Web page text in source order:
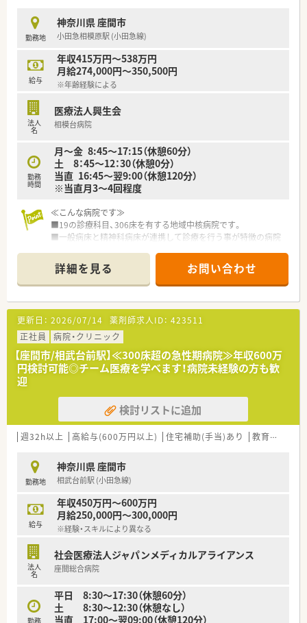
勤務地
神奈川県 座間市
小田急相模原駅 (小田急線)
給与
年収415万円～538万円
月給274,000円～350,500円
※年齢経験による
法人
名
医療法人興生会
相模台病院
勤務
時間
月～金 8:45～17:15（休憩60分）
土 8：45～12：30（休憩0分）
当直 16:45～翌9:00（休憩120分）
※当直月3～4回程度
≪こんな病院です≫
■19の診療科目、306床を有する地域中核病院です。
■一般病床と精神科病床が連携して診療を行う事が特徴の病院
■毎年多くの学生実習を受け入れ、、他部署との連携やチーム医
療についても学べる環境です。
≪業務内容≫
■病棟業務（服薬指導では相互作用の確認、薬物治療における
「効果」と「有害事象回避のための副作用」のモニタリングも行っ
ています。
■調剤業務（入院のみ外来は院外処方です）
■注射業務（抗がん剤のミキシングも行っています）
■製剤業務（院内薬の調整も行っています）
■ＤＩ業務
■各種委員会業務
■夜間当直業務（月4回程度）
・糖尿病薬物療法准認定薬剤師
・腎臓病薬物療法認定薬剤師
・外来がん治療認定薬剤師
・緩和薬物療法認定薬剤師
・NST専門療法士
・抗菌化学療法認定薬剤師
・心不全療養指導士
・病院薬学認定薬剤師
・認定指導薬剤師
・神奈川糖尿病療養指導士
≪おすすめポイント≫
詳細を見る お問い合わせ
更新日： 2026/07/14 薬剤師求人ID： 423511
正社員
病院・クリニック
【座間市/相武台前駅】≪300床超の急性期病院≫年収600万
円検討可能◎チーム医療を学べます！病院未経験の方も歓
迎
検討リストに追加
週32h以上 高給与(600万円以上) 住宅補助(手当)あり 教育制度あり
勤務地
神奈川県 座間市
相武台前駅 (小田急線)
給与
年収450万円～600万円
月給250,000円～300,000円
※経験・スキルにより異なる
法人
名
社会医療法人ジャパンメディカルアライアンス
座間総合病院
勤務
平日 8:30～17:30（休憩60分）
土 8:30～12:30（休憩なし）
当直 17:00～翌09:00（休憩120分）